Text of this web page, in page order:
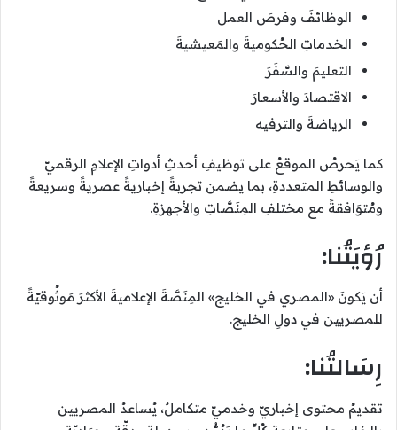
الوظائفَ وفرصَ العمل
الخدماتِ الحُكوميةَ والمَعيشيةَ
التعليمَ والسَّفَرَ
الاقتصادَ والأسعارَ
الرياضةَ والترفيه
كما يَحرصُ الموقعُ على توظيفِ أحدثِ أدواتِ الإعلامِ الرقميّ
والوسائطِ المتعددةِ، بما يضمن تجربةً إخباريةً عصريةً وسريعةً
ومُتوَافقةً مع مختلفِ المِنَصَّاتِ والأجهزةِ.
رُؤيَتُنا:
أن يَكونَ «المصري في الخليج» المِنَصَّةَ الإعلاميةَ الأكثرَ مَوثُوقيّةً
للمصريين في دولِ الخليج.
رِسَالتُنا:
تقديمُ محتوى إخباريّ وخدميّ متكاملٌ، يُساعدُ المصريين